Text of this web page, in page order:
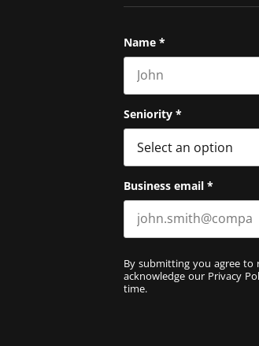
Name *
Seniority *
Business email *
By submitting you agree to
acknowledge our Privacy
time.